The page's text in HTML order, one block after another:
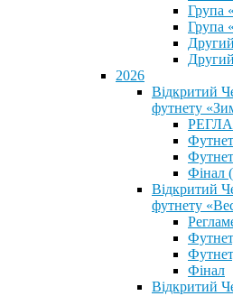
Група
Група
2026
Відкритий
футнету
Фінал
Відкритий
футнету
Фінал
Відкритий